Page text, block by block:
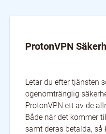
Luxembourg
Malaysia
Portugal
Romania
Serbia
Singapore
Slovenia
South
Spain
Ukraine
ProtonVPN
Letar du efter tjänsten
ogenomtränglig
ProtonVPN ett av de
Både när det kommer
samt deras betalda,